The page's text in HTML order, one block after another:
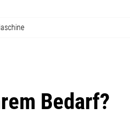
Bedarf?